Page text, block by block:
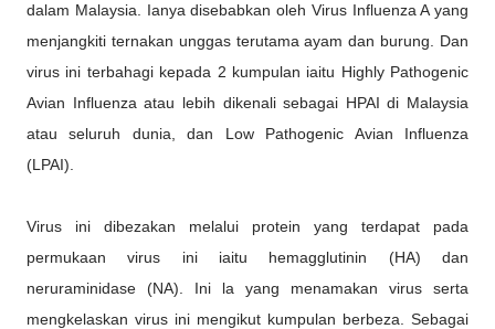
dalam Malaysia. Ianya disebabkan oleh Virus Influenza A yang
menjangkiti ternakan unggas terutama ayam dan burung. Dan
virus ini terbahagi kepada 2 kumpulan iaitu Highly Pathogenic
Avian Influenza atau lebih dikenali sebagai HPAI di Malaysia
atau seluruh dunia, dan Low Pathogenic Avian Influenza
(LPAI).
Virus ini dibezakan melalui protein yang terdapat pada
permukaan virus ini iaitu hemagglutinin (HA) dan
neruraminidase (NA). Ini la yang menamakan virus serta
mengkelaskan virus ini mengikut kumpulan berbeza. Sebagai